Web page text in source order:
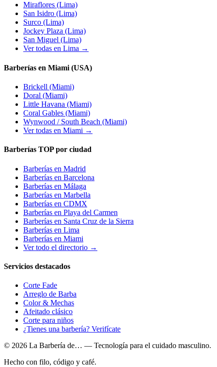
Miraflores (Lima)
San Isidro (Lima)
Surco (Lima)
Jockey Plaza (Lima)
San Miguel (Lima)
Ver todas en Lima →
Barberías en Miami (USA)
Brickell (Miami)
Doral (Miami)
Little Havana (Miami)
Coral Gables (Miami)
Wynwood / South Beach (Miami)
Ver todas en Miami →
Barberías TOP por ciudad
Barberías en Madrid
Barberías en Barcelona
Barberías en Málaga
Barberías en Marbella
Barberías en CDMX
Barberías en Playa del Carmen
Barberías en Santa Cruz de la Sierra
Barberías en Lima
Barberías en Miami
Ver todo el directorio →
Servicios destacados
Corte Fade
Arreglo de Barba
Color & Mechas
Afeitado clásico
Corte para niños
¿Tienes una barbería? Verifícate
© 2026 La Barbería de… — Tecnología para el cuidado masculino.
Hecho con filo, código y café.